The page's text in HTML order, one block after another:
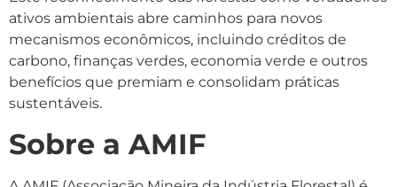
ativos ambientais abre caminhos para novos
mecanismos econômicos, incluindo créditos de
carbono, finanças verdes, economia verde e outros
benefícios que premiam e consolidam práticas
sustentáveis.
Sobre a AMIF